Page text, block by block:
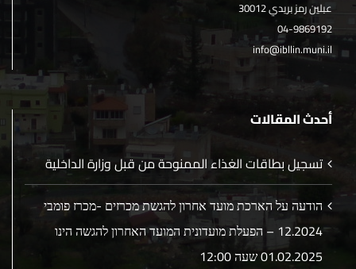
عبلين رمز بريدي 30012
04-9869192
info@ibllin.muni.il
أحدث المقالات
تسجيل بطاقات الغذاء الممنوحة من قبل وزارة الداخلية
הודעה על הארכת מועד אחרון להגשת מכרזים -מכרז פומבי
12.2024 – הפעלת מועדונית המועד האחרון להגשה הינו
01.02.2025 שעה 12:00